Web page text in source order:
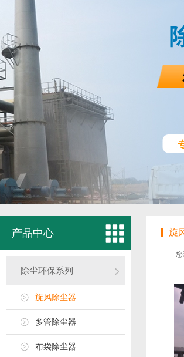
产品中心
除尘环保系列
旋风除尘器
多管除尘器
布袋除尘器
旋
您